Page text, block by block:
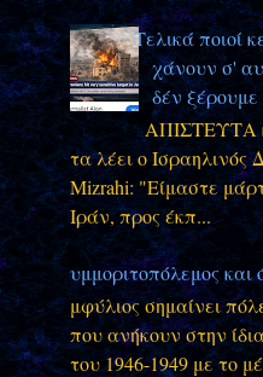
Τελικά ποιοί
χάνουν σ'
δέν
ΑΠΙΣΤΕΥΤΑ
τα λέει ο Ισραηλινός
Mizrahi: "Είμαστε
Ιράν, προς έκπ...
Συμμοριτοπόλεμος και
Εμφύλιος σημαίνει
που ανήκουν στην
του 1946-1949 με το